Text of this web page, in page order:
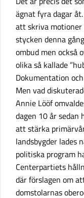
ägnat fyra dagar
att skriva
stycken denna
ombud men också
olika så kallade
Dokumentation
Men vad
Annie Lööf
dagen 10 år sedan
att stärka
landsbygder lades
politiska program
Centerpartiets
där förslagen om
domstolarnas